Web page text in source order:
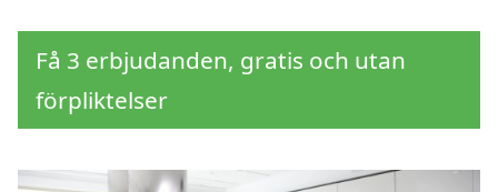
Få 3 erbjudanden, gratis och utan
förpliktelser